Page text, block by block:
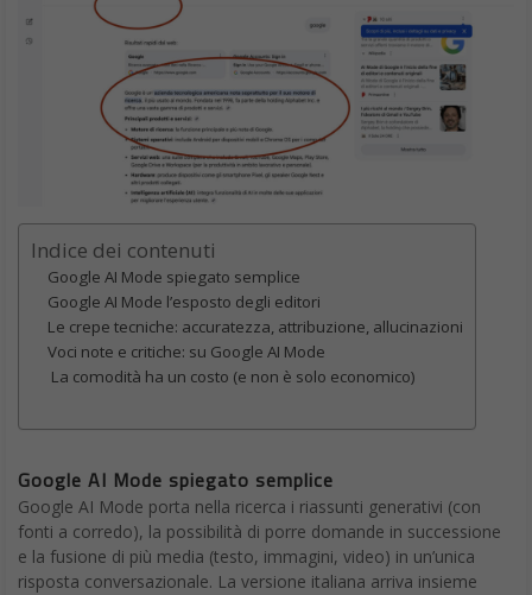
Indice dei contenuti
Google AI Mode spiegato semplice
Google AI Mode l’esposto degli editori
Le crepe tecniche: accuratezza, attribuzione, allucinazioni
Voci note e critiche: su Google AI Mode
La comodità ha un costo (e non è solo economico)
Google AI Mode spiegato semplice
Google AI Mode porta nella ricerca i riassunti generativi (con
fonti a corredo), la possibilità di porre domande in successione
e la fusione di più media (testo, immagini, video) in un’unica
risposta conversazionale. La versione italiana arriva insieme